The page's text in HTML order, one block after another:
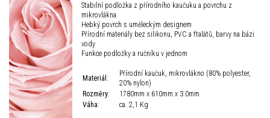
Stabilní podložka z přírodního kaučuku a povrchu z
mikrovlákna
Hebký povrch s uměleckým designem
Přírodní materiály bez silikonu, PVC a ftalátů, barvy na bázi
vody
Funkce podložky a ručníku v jednom
Materiál :
Přírodní kaučuk, mikrovlákno (80% polyester,
20% nylon)
Rozměry:
1780mm x 610mm x 3.0mm
Váha: ca. 2,1 Kg